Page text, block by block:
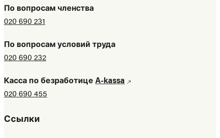
По вопросам членства
020 690 231
По вопросам условий труда
020 690 232
Касса по безработице A-kassa
020 690 455
Ссылки